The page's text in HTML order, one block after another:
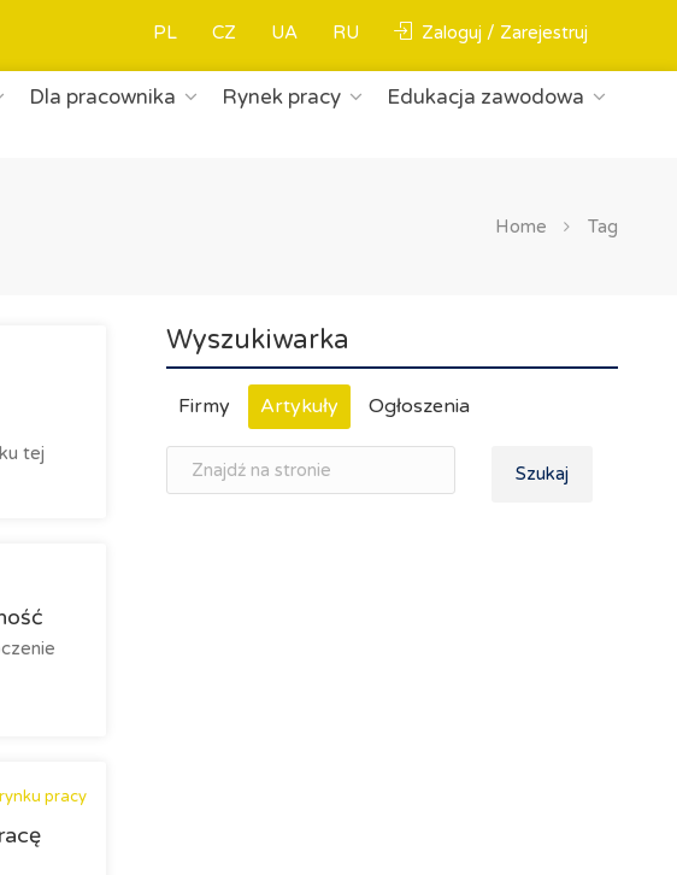
PL CZ UA RU Zaloguj / Zarejestruj
Dla pracownika Rynek pracy Edukacja zawodowa
Home Tag
tej
pracy
Wyszukiwarka
Firmy Artykuły Ogłoszenia
Szukaj